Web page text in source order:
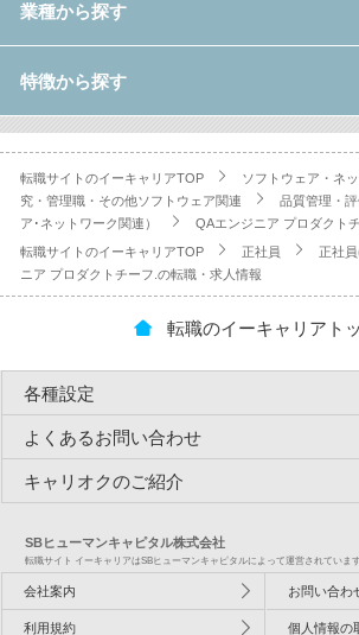
業種から探す
特徴から探す
転職サイトのイーキャリアTOP ソフトウェア・ネ
究・管理職・その他ソフトウェア関連
品質管理・
ア･ネットワーク関連）
QAエンジニア プロダクト
転職サイトのイーキャリアTOP 正社員 正社
ニア プロダクトチーフ.の転職・求人情報
転職のイーキャリアト
各種設定
よくあるお問い合わせ
キャリオクのご紹介
SBヒューマンキャピタル株式会社
転職サイト イーキャリアはSBヒューマンキャピタルによって運営されています
会社案内 お問い合わ
利用規約 個人情報の